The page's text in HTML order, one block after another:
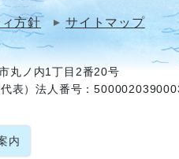
方針 サイトマップ
丸ノ内1丁目2番20号
表）法人番号：
内